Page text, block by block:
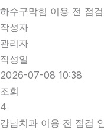
하수구막힘 이용 전 점
작성자
관리자
작성일
2026-07-08 10:38
조회
4
강남치과 이용 전 점검